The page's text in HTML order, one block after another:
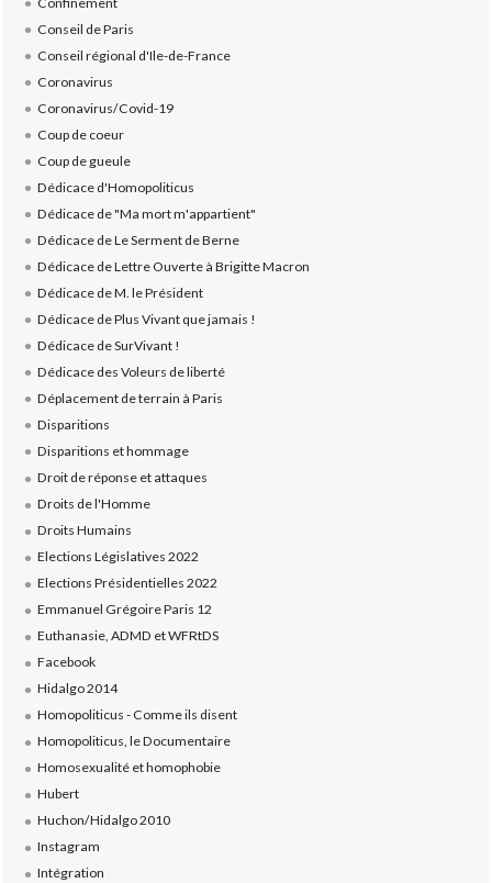
Conseil de Paris
Conseil régional d'Ile-de-France
Coronavirus
Coronavirus/Covid-19
Coup de coeur
Coup de gueule
Dédicace d'Homopoliticus
Dédicace de "Ma mort m'appartient"
Dédicace de Le Serment de Berne
Dédicace de Lettre Ouverte à Brigitte Macron
Dédicace de M. le Président
Dédicace de Plus Vivant que jamais !
Dédicace de SurVivant !
Dédicace des Voleurs de liberté
Déplacement de terrain à Paris
Disparitions
Disparitions et hommage
Droit de réponse et attaques
Droits de l'Homme
Droits Humains
Elections Législatives 2022
Elections Présidentielles 2022
Emmanuel Grégoire Paris 12
Euthanasie, ADMD et WFRtDS
Facebook
Hidalgo 2014
Homopoliticus - Comme ils disent
Homopoliticus, le Documentaire
Homosexualité et homophobie
Hubert
Huchon/Hidalgo 2010
Instagram
Intégration